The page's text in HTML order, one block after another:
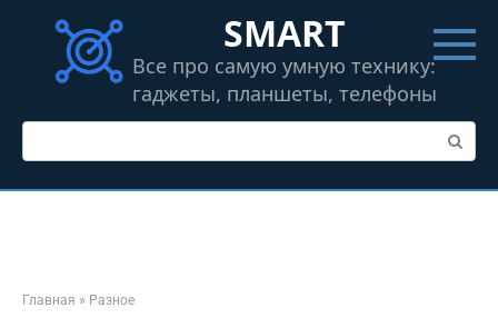
контенту
SMART
Все про самую умную технику:
гаджеты, планшеты, телефоны
Поиск:
Главная » Разное